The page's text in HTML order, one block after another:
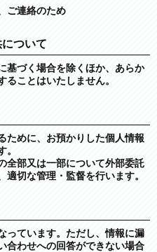
ご連絡のため
ついて
基づく場合を除くほか、あらか
ることはいたしません。
ために、お預かりした個人情報
全部又は一部について外部委託
切な管理・監督を行います。
っています。ただし、情報に漏
合わせへの回答ができない場合